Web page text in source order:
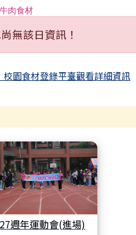
肉食材
無該日資訊！
園食材登錄平臺觀看詳細資訊
27週年運動會(進場)